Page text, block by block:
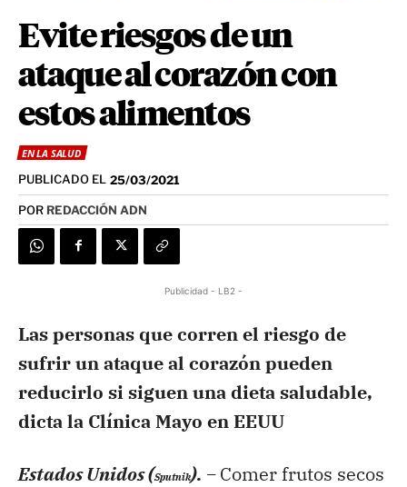
Evite riesgos de un
ataque al corazón con
estos alimentos
EN LA SALUD
PUBLICADO EL 25/03/2021
POR REDACCIÓN ADN
Publicidad - LB2 -
Las personas que corren el riesgo de
sufrir un ataque al corazón pueden
reducirlo si siguen una dieta saludable,
dicta la Clínica Mayo en EEUU
Estados Unidos (Sputnik). –Comer frutos secos